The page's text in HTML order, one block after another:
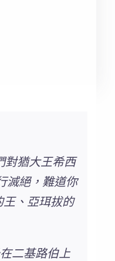
對猶大王希西
滅絕，難道你
、亞珥拔的
二基路伯上